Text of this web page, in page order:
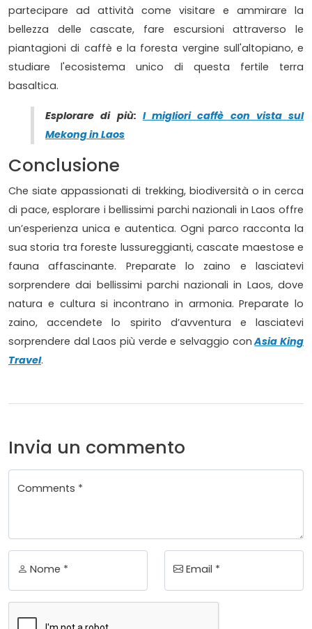
partecipare ad attività come visitare e ammirare la
bellezza delle cascate, fare escursioni attraverso le
piantagioni di caffè e la foresta vergine sull'altopiano, e
studiare l'ecosistema unico di questa fertile terra
basaltica.
Esplorare di più: I migliori caffè con vista sul
Mekong in Laos
Conclusione
Che siate appassionati di trekking, biodiversità o in cerca
di pace, esplorare i bellissimi parchi nazionali in Laos offre
un’esperienza unica e autentica. Ogni parco racconta la
sua storia tra foreste lussureggianti, cascate maestose e
fauna affascinante. Preparate lo zaino e lasciatevi
sorprendere dai bellissimi parchi nazionali in Laos, dove
natura e cultura si incontrano in armonia. Preparate lo
zaino, accendete lo spirito d’avventura e lasciatevi
sorprendere dal Laos più verde e selvaggio con Asia King
Travel.
Invia un commento
Comments *
Nome * Email *